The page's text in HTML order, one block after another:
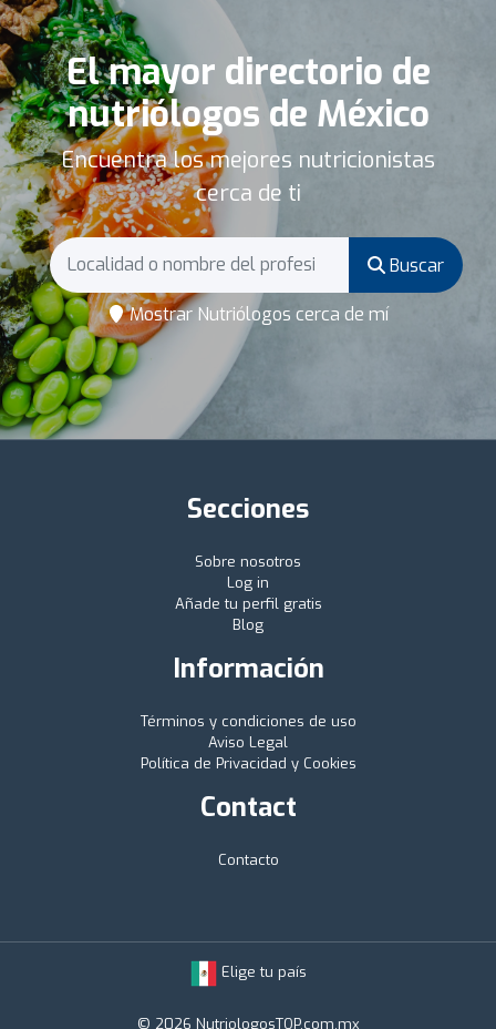
El mayor directorio de
nutriólogos de México
Encuentra los mejores nutricionistas
cerca de ti
Buscar
Mostrar Nutriólogos cerca de mí
Secciones
Sobre nosotros
Log in
Añade tu perfil gratis
Blog
Información
Términos y condiciones de uso
Aviso Legal
Política de Privacidad y Cookies
Contact
Contacto
Elige tu país
© 2026 NutriologosTOP.com.mx